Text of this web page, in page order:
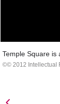
Temple Square is
© 2012 Intellectual